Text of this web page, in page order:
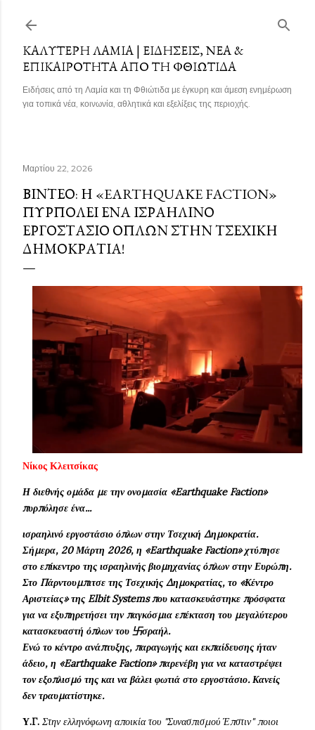
ΚΑΛΎΤΕΡΗ ΛΑΜΊΑ | ΕΙΔΉΣΕΙΣ, ΝΈΑ &
ΕΠΙΚΑΙΡΌΤΗΤΑ ΑΠΌ ΤΗ ΦΘΙΏΤΙΔΑ
Ειδήσεις από τη Λαμία και τη Φθιώτιδα με έγκυρη και άμεση ενημέρωση
για τοπικά νέα, κοινωνία, αθλητικά και εξελίξεις της περιοχής.
Μαρτίου 22, 2026
ΒΙΝΤΕΟ: Η «EARTHQUAKE FACTION»
ΠΥΡΠΟΛΕΊ ΈΝΑ ΙΣΡΑΗΛΙΝΌ
ΕΡΓΟΣΤΆΣΙΟ ΌΠΛΩΝ ΣΤΗΝ ΤΣΕΧΙΚΉ
ΔΗΜΟΚΡΑΤΊΑ!
Νίκος Κλειτσίκας
Η διεθνής ομάδα με την ονομασία «Earthquake Faction»
πυρπόλησε ένα...
ισραηλινό εργοστάσιο όπλων στην Τσεχική Δημοκρατία.
Σήμερα, 20 Μάρτη 2026, η «Earthquake Faction» χτύπησε
στο επίκεντρο της ισραηλινής βιομηχανίας όπλων στην Ευρώπη.
Στο Πάρντουμπιτσε της Τσεχικής Δημοκρατίας, το «Κέντρο
Αριστείας» της Elbit Systems που κατασκευάστηκε πρόσφατα
για να εξυπηρετήσει την παγκόσμια επέκταση του μεγαλύτερου
κατασκευαστή όπλων του 卐σραήλ.
Ενώ το κέντρο ανάπτυξης, παραγωγής και εκπαίδευσης ήταν
άδειο, η «Earthquake Faction» παρενέβη για να καταστρέψει
τον εξοπλισμό της και να βάλει φωτιά στο εργοστάσιο. Κανείς
δεν τραυματίστηκε.
Υ.Γ. Στην ελληνόφωνη αποικία του "Συνασπισμού Έπστιν" ποιοι